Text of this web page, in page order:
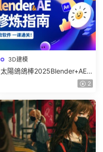
3D建模
太陽鴿鴿棒2025Blender+AE
超級修煉指南【畫質高清有部2